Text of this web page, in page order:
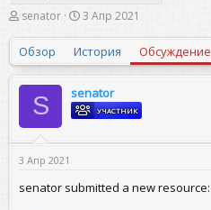
А
о
р
т
ы
senator
Д
а
н
а
ч
а
а
3 Апр 2021
Обзор История Обсуждение
S senator
УЧАСТНИК
3 Апр 2021
senator submitted a new resource: